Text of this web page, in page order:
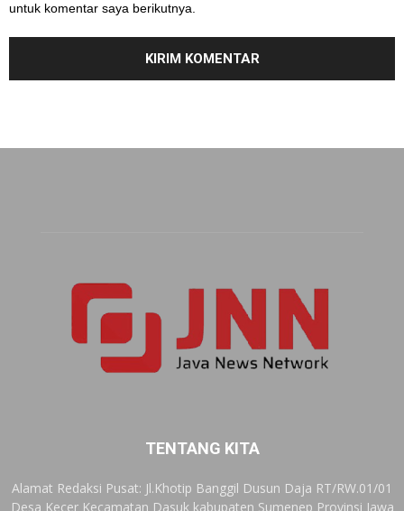
untuk komentar saya berikutnya.
TENTANG KITA
Alamat Redaksi Pusat: Jl.Khotip Banggil Dusun Daja RT/RW.01/01
Desa Kecer Kecamatan Dasuk kabupaten Sumenep Provinsi Jawa